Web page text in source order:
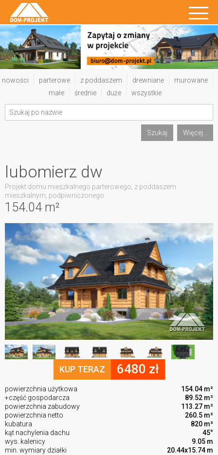
nowości parterowe z poddaszem drewniane
murowane
małe
średnie duże wszystkie
Szukaj Więcej...
154.04 m²
lubomierz dw
Projekt domu mieszkalnego parterowego, z poddaszem
mieszkalnym, podpiwniczonego.
KUP TERAZ 6480 zł
powierzchnia użytkowa
154.04 m²
+część gospodarcza
89.52 m²
powierzchnia zabudowy
113.27 m²
powierzchnia netto
260.5 m²
kubatura
820 m³
kąt nachylenia dachu
45°
wys. kalenicy
9.05 m
min. wymiary działki
20.44x15.74 m